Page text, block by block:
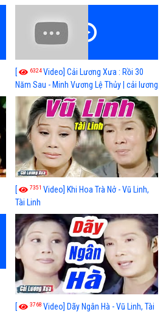
xã hội hay nhất
[ 6324Video] Cải Lương Xưa : Rồi 30
Năm Sau - Minh Vương Lệ Thủy | cải lương
xã hội hay nhất
[ 7351 Video] Khi Hoa Trà Nở - Vũ Linh,
Tài Linh
[
3768 Video] Dãy Ngân Hà - Vũ Linh, Tài